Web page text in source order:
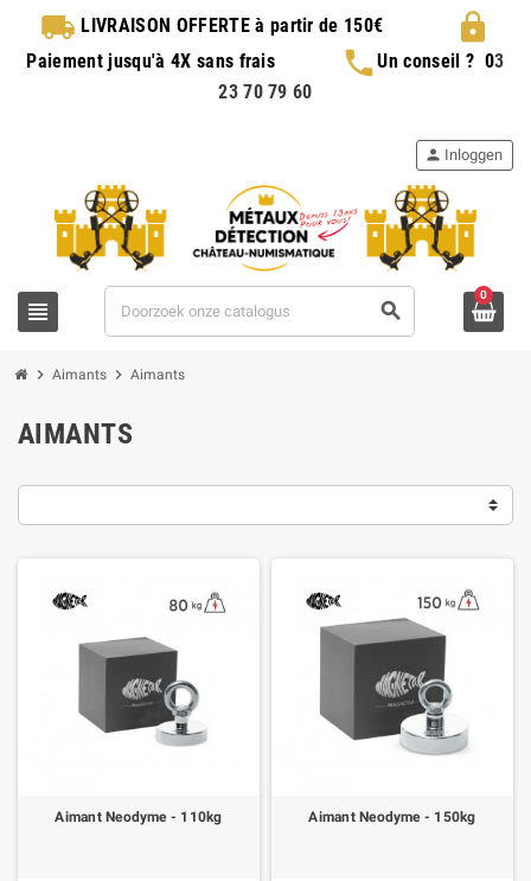
local_shipping LIVRAISON OFFERTEà partir de 150€ lock
Paiement jusqu'à 4X sans frais phoneUn conseil ? 03
23 70 79 60
view_headline search
person Inloggen
0
chevron_right Aimants chevron_right Aimants
AIMANTS
Aimant Neodyme - 110kg Aimant Neodyme - 150kg